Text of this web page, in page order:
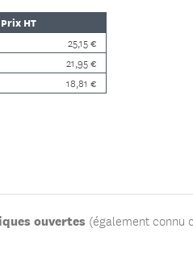
Prix HT
25,15 €
21,95 €
18,81 €
ouvertes (également connu